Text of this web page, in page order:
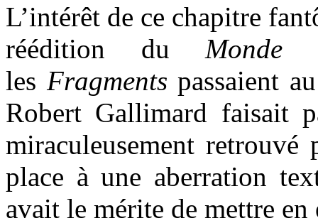
L’intérêt de ce chapitre
réédition du
les Fragmentspassaient
Robert Gallimard faisait
miraculeusement
place à une aberration
avait le mérite de mettre